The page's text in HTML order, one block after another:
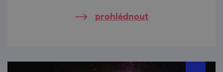
prohlédnout